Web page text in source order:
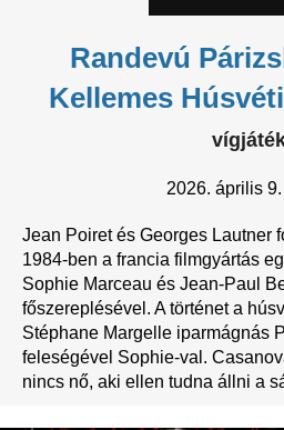
Randevú
Kellemes
2026. április
Jean Poiret és Georges Lautner
1984-ben a francia filmgyártás
Sophie Marceau és Jean-Paul
főszereplésével. A történet a
Stéphane Margelle iparmágnás
feleségével Sophie-val.
nincs nő, aki ellen tudna állni a